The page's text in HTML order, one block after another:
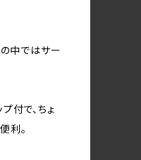
中ではサー
付で、ちょ
利。